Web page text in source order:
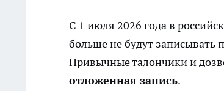
С 1 июля 2026 года в
больше не будут
Привычные талончики и
отложенная запись.